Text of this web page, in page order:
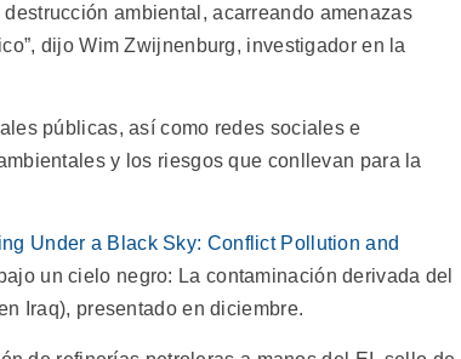
ambiental, acarreando amenazas
dijo Wim Zwijnenburg, investigador en la
públicas, así como redes sociales e
y los riesgos que conllevan para la
Under a Black Sky: Conflict Pollution and
un cielo negro: La contaminación derivada del
Iraq), presentado en diciembre.